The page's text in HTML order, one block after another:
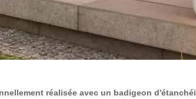
réalisée avec un badigeon